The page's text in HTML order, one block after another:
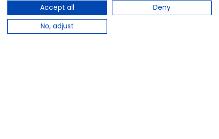
Accept all
Deny
No, adjust